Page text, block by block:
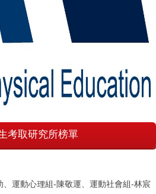
考取研究所榜單
運動心理組-陳敬運、運動社會組-林宸